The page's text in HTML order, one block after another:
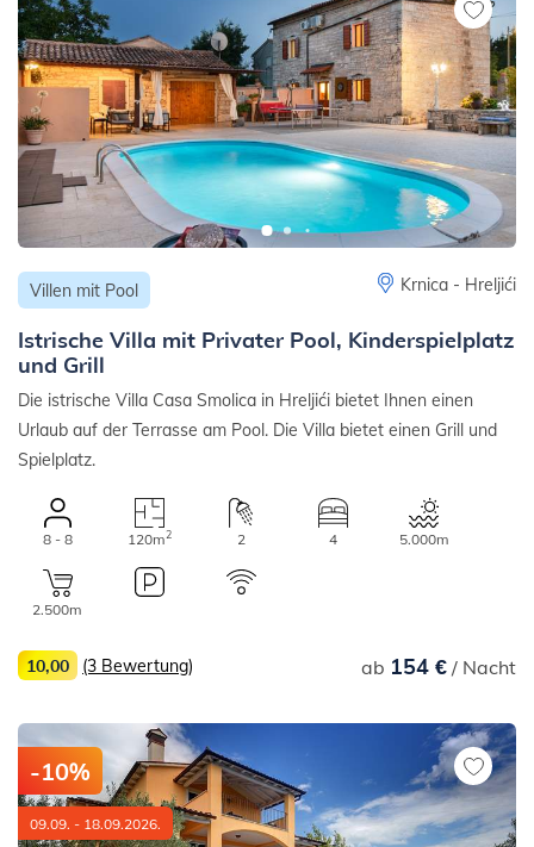
Villen mit Pool Krnica - Hreljići
Istrische Villa mit Privater Pool, Kinderspielplatz
und Grill
Die istrische Villa Casa Smolica in Hreljići bietet Ihnen einen
Urlaub auf der Terrasse am Pool. Die Villa bietet einen Grill und
Spielplatz.
8 - 8 120m2 2 4 5.000m
2.500m
ab 154 €/ Nacht
10,00 (3 Bewertung)
-10%
09.09. - 18.09.2026.